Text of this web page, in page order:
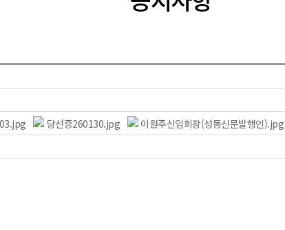
당선증260130.jpg
이원주신임회장(성동신문발행인).jpg